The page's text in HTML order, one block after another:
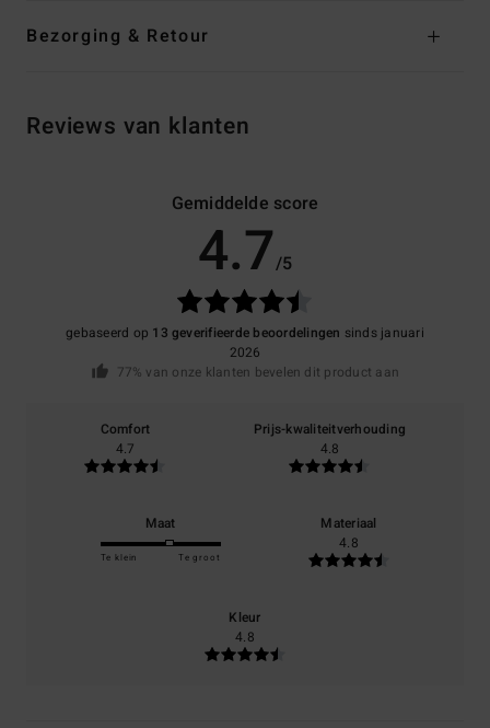
Bezorging & Retour
Reviews van klanten
Gemiddelde score
4.7/5
gebaseerd op 13 geverifieerde beoordelingen sinds januari
2026
77% van onze klanten bevelen dit product aan
Comfort
4.7
Prijs-kwaliteitverhouding
4.8
Maat
Te klein Te groot
Materiaal
4.8
Kleur
4.8